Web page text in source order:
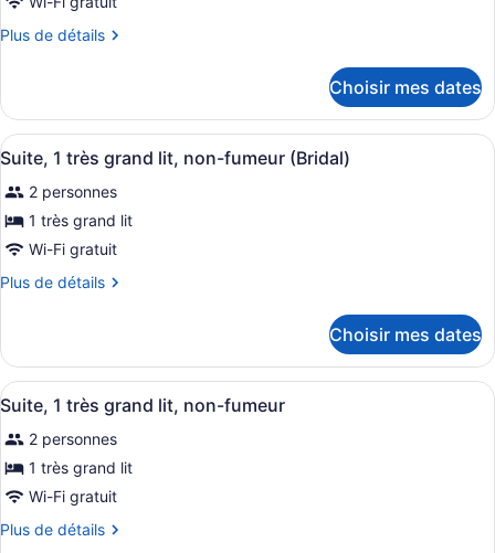
type
de
exécutive,
1
très
grand
lit,
non-
fumeur
Plus de détails
Plus
Chambre
exécutive,
1
grand
lit,
non-
fumeur
Choisir mes dates
Afficher
toutes
les
photos
pour
ce
type
chambre :
Suite,
1
grand
lit,
non-
fumeur
Une chambre d’hôtel équipée
1
Suite, 1 très grand lit, non-fumeur (Bridal)
2 personnes
1 très grand lit
Wi-Fi gratuit
Plus de détails
Plus
Suite,
très
lit,
non-
fumeur
(Bridal)
Choisir mes dates
Afficher
toutes
les
photos
pour
ce
type
Une chambre d’hôtel équipée
1
Suite, 1 très grand lit, non-fumeur
2 personnes
1 très grand lit
Wi-Fi gratuit
Plus de détails
Plus